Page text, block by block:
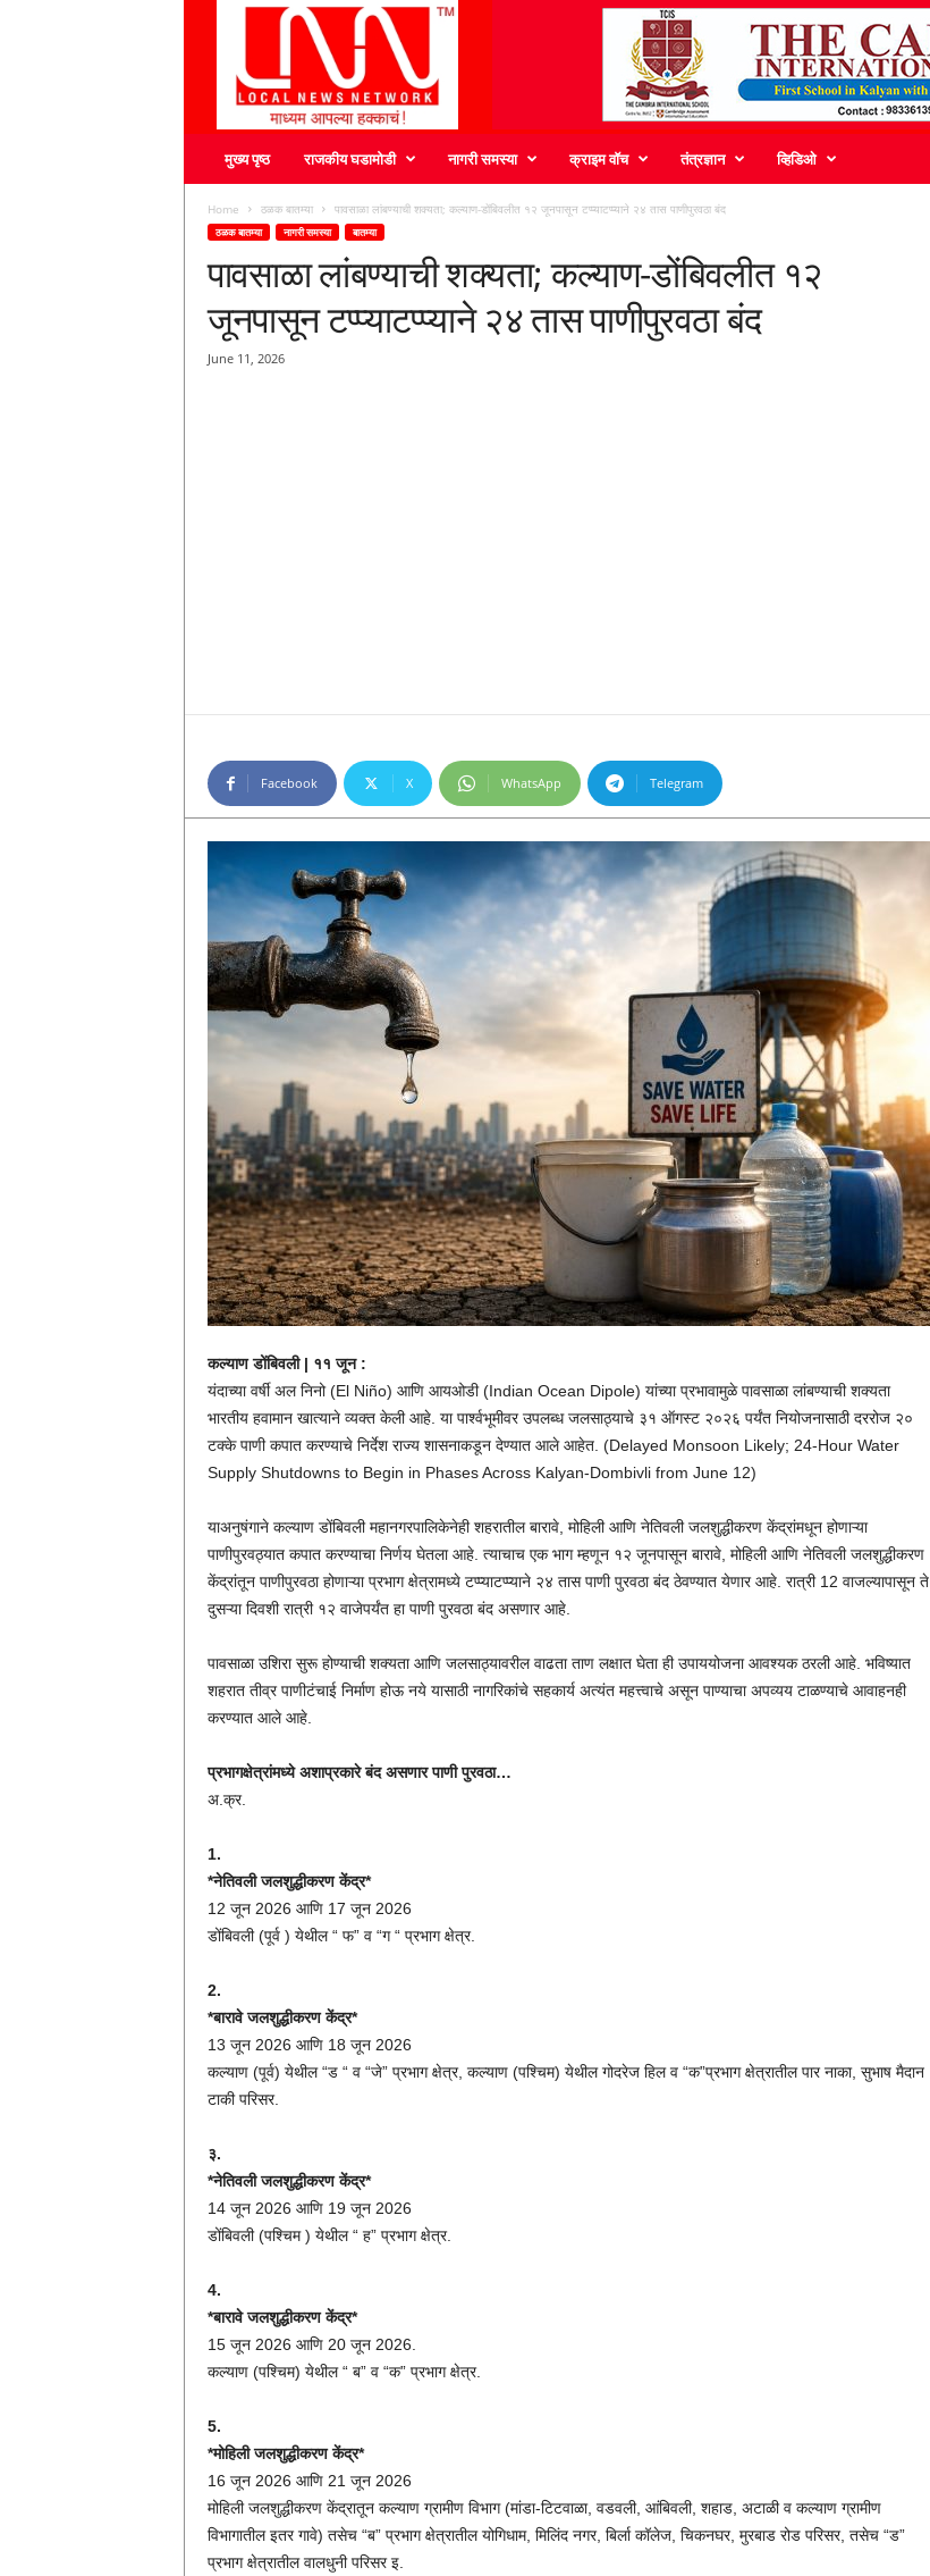
मुख्य पृष्ठ राजकीय घडामोडी नागरी समस्या क्राइम वॉच तंत्रज्ञान व्हिडिओ
Home ठळक बातम्या पावसाळा लांबण्याची शक्यता; कल्याण-डोंबिवलीत १२ जूनपासून टप्प्याटप्प्याने २४ तास पाणीपुरवठा बंद
ठळक बातम्या नागरी समस्या बातम्या
पावसाळा लांबण्याची शक्यता; कल्याण-डोंबिवलीत १२
जूनपासून टप्प्याटप्प्याने २४ तास पाणीपुरवठा बंद
June 11, 2026
Facebook X WhatsApp Telegram
कल्याण डोंबिवली | ११ जून :
यंदाच्या वर्षी अल निनो (El Niño) आणि आयओडी (Indian Ocean Dipole) यांच्या प्रभावामुळे पावसाळा लांबण्याची शक्यता
भारतीय हवामान खात्याने व्यक्त केली आहे. या पार्श्वभूमीवर उपलब्ध जलसाठ्याचे ३१ ऑगस्ट २०२६ पर्यंत नियोजनासाठी दररोज २०
टक्के पाणी कपात करण्याचे निर्देश राज्य शासनाकडून देण्यात आले आहेत. (Delayed Monsoon Likely; 24-Hour Water
Supply Shutdowns to Begin in Phases Across Kalyan-Dombivli from June 12)
याअनुषंगाने कल्याण डोंबिवली महानगरपालिकेनेही शहरातील बारावे, मोहिली आणि नेतिवली जलशुद्धीकरण केंद्रांमधून होणाऱ्या
पाणीपुरवठ्यात कपात करण्याचा निर्णय घेतला आहे. त्याचाच एक भाग म्हणून १२ जूनपासून बारावे, मोहिली आणि नेतिवली जलशुद्धीकरण
केंद्रांतून पाणीपुरवठा होणाऱ्या प्रभाग क्षेत्रामध्ये टप्प्याटप्प्याने २४ तास पाणी पुरवठा बंद ठेवण्यात येणार आहे. रात्री 12 वाजल्यापासून ते
दुसऱ्या दिवशी रात्री १२ वाजेपर्यंत हा पाणी पुरवठा बंद असणार आहे.
पावसाळा उशिरा सुरू होण्याची शक्यता आणि जलसाठ्यावरील वाढता ताण लक्षात घेता ही उपाययोजना आवश्यक ठरली आहे. भविष्यात
शहरात तीव्र पाणीटंचाई निर्माण होऊ नये यासाठी नागरिकांचे सहकार्य अत्यंत महत्त्वाचे असून पाण्याचा अपव्यय टाळण्याचे आवाहनही
करण्यात आले आहे.
प्रभागक्षेत्रांमध्ये अशाप्रकारे बंद असणार पाणी पुरवठा…
अ.क्र.
1.
*नेतिवली जलशुद्धीकरण केंद्र*
12 जून 2026 आणि 17 जून 2026
डोंबिवली (पूर्व ) येथील “ फ” व “ग “ प्रभाग क्षेत्र.
2.
*बारावे जलशुद्धीकरण केंद्र*
13 जून 2026 आणि 18 जून 2026
कल्याण (पूर्व) येथील “ड “ व “जे” प्रभाग क्षेत्र, कल्याण (पश्चिम) येथील गोदरेज हिल व “क”प्रभाग क्षेत्रातील पार नाका, सुभाष मैदान
टाकी परिसर.
३.
*नेतिवली जलशुद्धीकरण केंद्र*
14 जून 2026 आणि 19 जून 2026
डोंबिवली (पश्चिम ) येथील “ ह” प्रभाग क्षेत्र.
4.
*बारावे जलशुद्धीकरण केंद्र*
15 जून 2026 आणि 20 जून 2026.
कल्याण (पश्चिम) येथील “ ब” व “क” प्रभाग क्षेत्र.
5.
*मोहिली जलशुद्धीकरण केंद्र*
16 जून 2026 आणि 21 जून 2026
मोहिली जलशुद्धीकरण केंद्रातून कल्याण ग्रामीण विभाग (मांडा-टिटवाळा, वडवली, आंबिवली, शहाड, अटाळी व कल्याण ग्रामीण
विभागातील इतर गावे) तसेच “ब” प्रभाग क्षेत्रातील योगिधाम, मिलिंद नगर, बिर्ला कॉलेज, चिकनघर, मुरबाड रोड परिसर, तसेच “ड”
प्रभाग क्षेत्रातील वालधुनी परिसर इ.